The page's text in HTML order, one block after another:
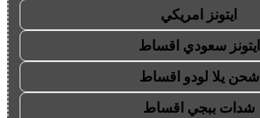
ايتونز امريكي
ايتونز سعودي اقساط
شحن يلا لودو اقساط
شدات ببجي اقساط